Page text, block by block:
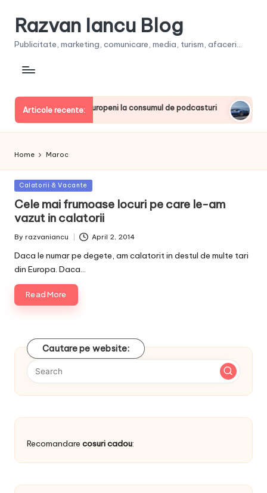
Razvan Iancu Blog
Publicitate, marketing, comunicare, media, turism, afaceri...
Articole recente:
printre liderii europeni la consumul de podcasturi Clienţii
June 20,
Home Maroc
Posted
Calatorii & Vacante
Cele mai frumoase locuri pe care le-am
vazut in calatorii
Posted
By razvaniancu April 2, 2014
Daca le numar pe degete, am calatorit in destul de multe tari
din Europa. Daca…
Read More
Cautare pe website:
Recomandare cosuri cadou: